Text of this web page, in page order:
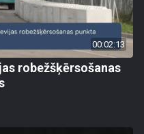
00:02:13
robežšķērsošanas